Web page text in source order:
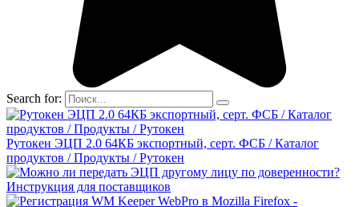
Search for:
Рутокен ЭЦП 2.0 64КБ экспортный, серт. ФСБ / Каталог
продуктов / Продукты / Рутокен
Инструкция для поставщиков